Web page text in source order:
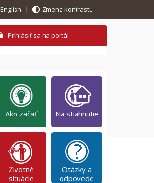
English Zmena kontrastu
Ako začať Na stiahnutie
Životné
situácie
Otázky a
odpovede